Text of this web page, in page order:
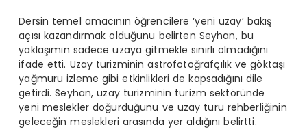
Dersin temel amacının öğrencilere ‘yeni uzay’ bakış
açısı kazandırmak olduğunu belirten Seyhan, bu
yaklaşımın sadece uzaya gitmekle sınırlı olmadığını
ifade etti. Uzay turizminin astrofotoğrafçılık ve göktaşı
yağmuru izleme gibi etkinlikleri de kapsadığını dile
getirdi. Seyhan, uzay turizminin turizm sektöründe
yeni meslekler doğurduğunu ve uzay turu rehberliğinin
geleceğin meslekleri arasında yer aldığını belirtti.